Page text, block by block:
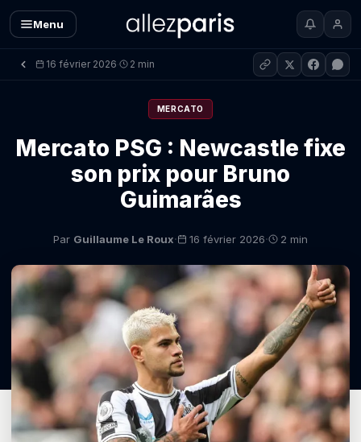
Menu
16 février 2026· 2 min
MERCATO
Mercato PSG : Newcastle fixe
son prix pour Bruno
Guimarães
Par Guillaume Le Roux· 16 février 2026· 2 min